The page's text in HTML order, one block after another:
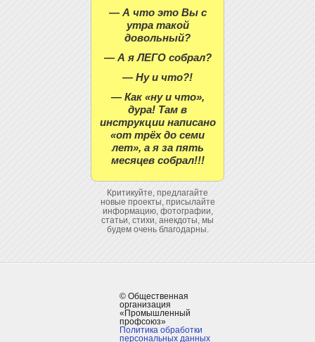
— А что это Вы с
утра такой
довольный?
— А я ЛЕГО собрал?
— Ну и что?!
— Как «ну и что»,
дура! Там в
инструкции написано
«от трёх до семи
лет», а я за пять
месяцев собрал!!!
Критикуйте, предлагайте
новые проекты, присылайте
информацию, фотографии,
статьи, стихи, анекдоты, мы
будем очень благодарны.
© Общественная
организация
«Промышленный
профсоюз»
Политика обработки
персональных данных